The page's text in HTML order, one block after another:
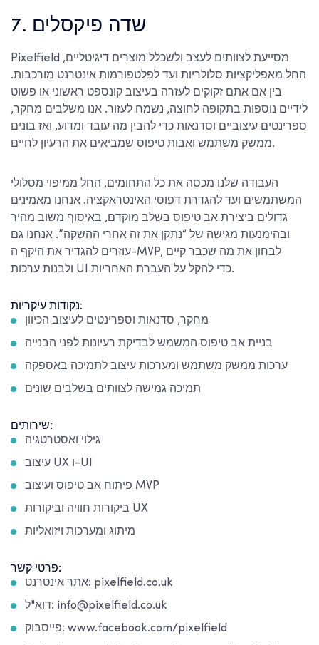
7. שדה פיקסלים
Pixelfield מסייעת לצוותים לעצב ולשכלל מוצרים דיגיטליים,
החל מאפליקציות סלולריות ועד לפלטפורמות אינטרנט מורכבות.
בין אם אתם זקוקים לעזרה בעיצוב קונספט ראשוני או פשוט
לידיים נוספות בתקופה לחוצה, נשמח לעזור. אנו משלבים מחקר,
ספרינטים עיצוביים וסדנאות כדי להבין מה עובד ומדוע, ואז בונים
ממשק משתמש ואבות טיפוס שמביאים את הרעיון לחיים.
העבודה שלנו מכסה את כל התחומים, החל ממיפוי מסלולי
המשתמשים ועד להגדרת דפוסי האינטראקציה. אנחנו מאמינים
גדולים ביצירת אב טיפוס בשלב מוקדם, באיסוף משוב מהיר
ובהימנעות מגישה של “נתקן את זה אחרי ההשקה”. אנחנו גם
עוזרים להגדיר את היקף ה-MVP, לבחון את מה שכבר קיים
ולבנות ערכות UI כדי להקל על העברת האחריות.
נקודות עיקריות:
מחקר, סדנאות וספרינטים לעיצוב הכיוון
בניית אב טיפוס המשמש לבדיקת רעיונות לפני הבנייה
ערכות ממשק משתמש ומערכות עיצוב לתמיכה באספקה
תמיכה גמישה לצוותים בשלבים שונים
שירותים:
גילוי ואסטרטגיה
עיצוב UX ו-UI
פיתוח אב טיפוס ועיצוב MVP
ביקורות חוויה וביקורות UX
מיתוג ומערכות ויזואליות
פרטי קשר:
אתר אינטרנט: pixelfield.co.uk
דוא"ל: info@pixelfield.co.uk
פייסבוק: www.facebook.com/pixelfield